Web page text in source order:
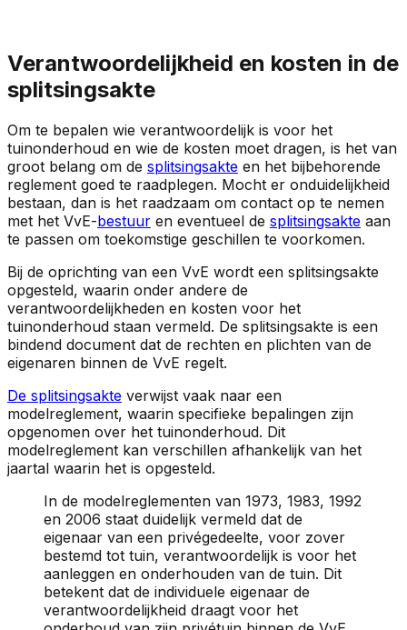
Verantwoordelijkheid en kosten in de
splitsingsakte
Om te bepalen wie verantwoordelijk is voor het
tuinonderhoud en wie de kosten moet dragen, is het van
groot belang om de splitsingsakte en het bijbehorende
reglement goed te raadplegen. Mocht er onduidelijkheid
bestaan, dan is het raadzaam om contact op te nemen
met het VvE-bestuur en eventueel de splitsingsakte aan
te passen om toekomstige geschillen te voorkomen.
Bij de oprichting van een VvE wordt een splitsingsakte
opgesteld, waarin onder andere de
verantwoordelijkheden en kosten voor het
tuinonderhoud staan vermeld. De splitsingsakte is een
bindend document dat de rechten en plichten van de
eigenaren binnen de VvE regelt.
De splitsingsakte verwijst vaak naar een
modelreglement, waarin specifieke bepalingen zijn
opgenomen over het tuinonderhoud. Dit
modelreglement kan verschillen afhankelijk van het
jaartal waarin het is opgesteld.
In de modelreglementen van 1973, 1983, 1992
en 2006 staat duidelijk vermeld dat de
eigenaar van een privégedeelte, voor zover
bestemd tot tuin, verantwoordelijk is voor het
aanleggen en onderhouden van de tuin. Dit
betekent dat de individuele eigenaar de
verantwoordelijkheid draagt voor het